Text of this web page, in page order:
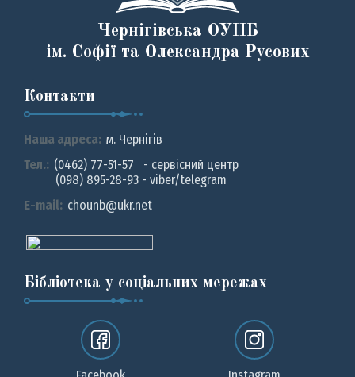
Чернігівська ОУНБ
ім. Софії та Олександра Русових
Контакти
Наша адреса: м. Чернiгiв
Тел.: (0462) 77-51-57 - сервісний центр
(098) 895-28-93 - viber/telegram
E-mail: chounb@ukr.net
Бібліотека у соціальних мережах